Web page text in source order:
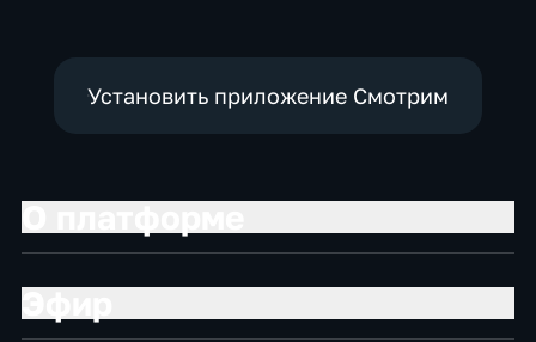
Установить приложение Смотрим